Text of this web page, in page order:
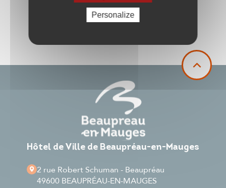
Hôtel de Ville de Beaupréau-en-Mauges
2 rue Robert Schuman - Beaupréau
49600 BEAUPRÉAU-EN-MAUGES
Personalize